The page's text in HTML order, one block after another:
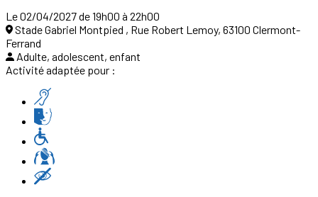
Le 02/04/2027 de 19h00 à 22h00
Stade Gabriel Montpied , Rue Robert Lemoy, 63100 Clermont-
Ferrand
Adulte, adolescent, enfant
Activité adaptée pour :